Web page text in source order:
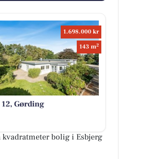
1.698.000 kr
143 m2
12, Gørding
kvadratmeter bolig i Esbjerg